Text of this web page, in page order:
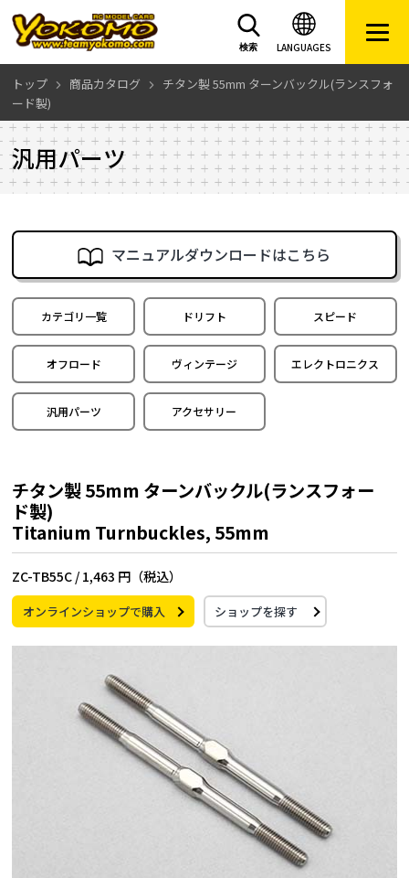
LANGUAGES
検索
トップ 商品カタログ
チタン製 55mm ターンバックル(ランスフォ
ード製)
汎用パーツ
マニュアルダウンロードはこちら
カテゴリ一覧 ドリフト スピード
オフロード ヴィンテージ エレクトロニクス
汎用パーツ アクセサリー
チタン製 55mm ターンバックル(ランスフォー
ド製)
Titanium Turnbuckles, 55mm
ZC-TB55C / 1,463 円（税込）
オンラインショップで購入 ショップを探す